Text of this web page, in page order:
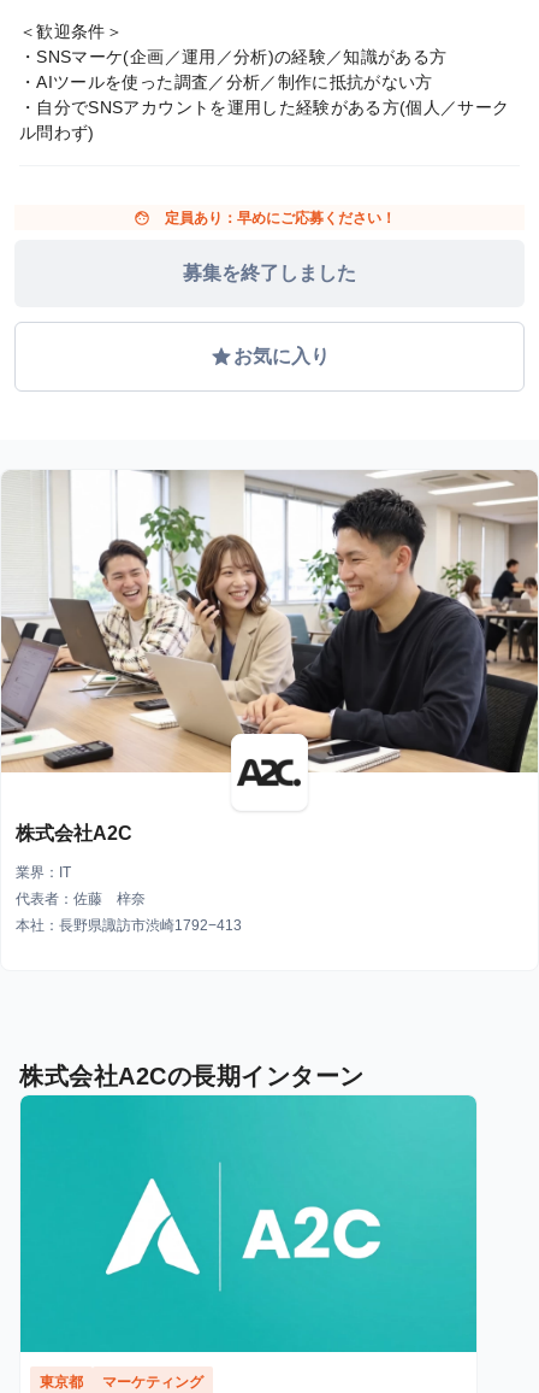
＜歓迎条件＞
・SNSマーケ(企画／運用／分析)の経験／知識がある方
・AIツールを使った調査／分析／制作に抵抗がない方
・自分でSNSアカウントを運用した経験がある方(個人／サーク
ル問わず)
face 定員あり：早めにご応募ください！
募集を終了しました
gradeお気に入り
株式会社A2C
業界：IT
代表者：佐藤 梓奈
本社：長野県諏訪市渋崎1792−413
株式会社A2Cの長期インターン
東京都 マーケティング